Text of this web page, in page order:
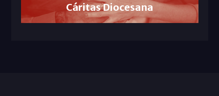
Cáritas Diocesana